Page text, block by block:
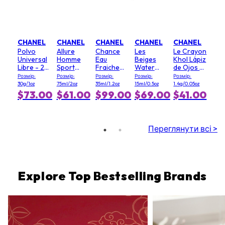
CHANEL
Polvo
Universal
Libre - 20
(Clair)
Розмір:
30g/1oz
$73.00
CHANEL
Allure
Homme
Sport
Desodorante
en Barra
Розмір:
75ml/2oz
$61.00
CHANEL
Chance
Eau
Fraiche
Bruma
Cabello
Розмір:
35ml/1.2oz
$99.00
CHANEL
Les
Beiges
Water
Fresh
Rubor - #
Light Pink
Розмір:
15ml/0.5oz
$69.00
CHANEL
Le Crayon
Khol Lápiz
de Ojos -
# 64
Graphite
Розмір:
1.4g/0.05oz
$41.00
Переглянути всі >
Explore Top Bestselling Brands